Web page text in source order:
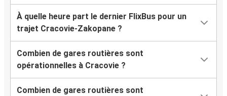
À quelle heure part le dernier FlixBus pour un
trajet Cracovie-Zakopane ?
Combien de gares routières sont
opérationnelles à Cracovie ?
Combien de gares routières sont